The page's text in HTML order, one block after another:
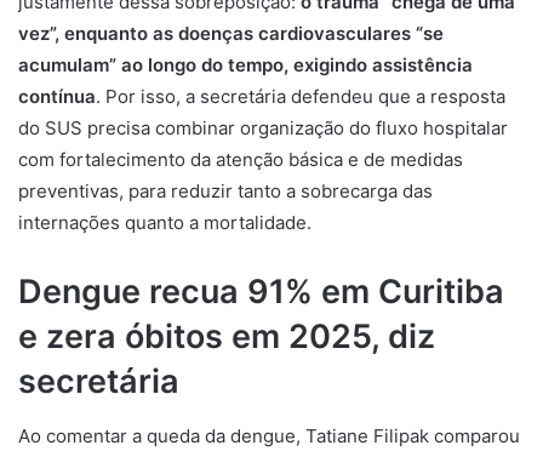
vez”, enquanto as doenças cardiovasculares “se
acumulam” ao longo do tempo, exigindo assistência
contínua. Por isso, a secretária defendeu que a resposta
do SUS precisa combinar organização do fluxo hospitalar
com fortalecimento da atenção básica e de medidas
preventivas, para reduzir tanto a sobrecarga das
internações quanto a mortalidade.
Dengue recua 91% em Curitiba
e zera óbitos em 2025, diz
secretária
Ao comentar a queda da dengue, Tatiane Filipak comparou